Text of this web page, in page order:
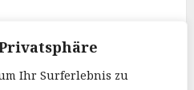
Ihr Surferlebnis zu
Denken und
Der
von Iron